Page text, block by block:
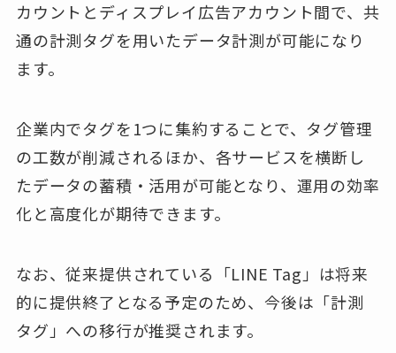
カウントとディスプレイ広告アカウント間で、共
通の計測タグを用いたデータ計測が可能になり
ます。
企業内でタグを1つに集約することで、タグ管理
の工数が削減されるほか、各サービスを横断し
たデータの蓄積・活用が可能となり、運用の効率
化と高度化が期待できます。
なお、従来提供されている「LINE Tag」は将来
的に提供終了となる予定のため、今後は「計測
タグ」への移行が推奨されます。